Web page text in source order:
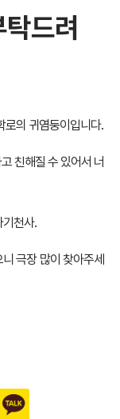
드려
로의 귀염둥이입니다.
친해질 수 있어서 너
천사.
극장 많이 찾아주세